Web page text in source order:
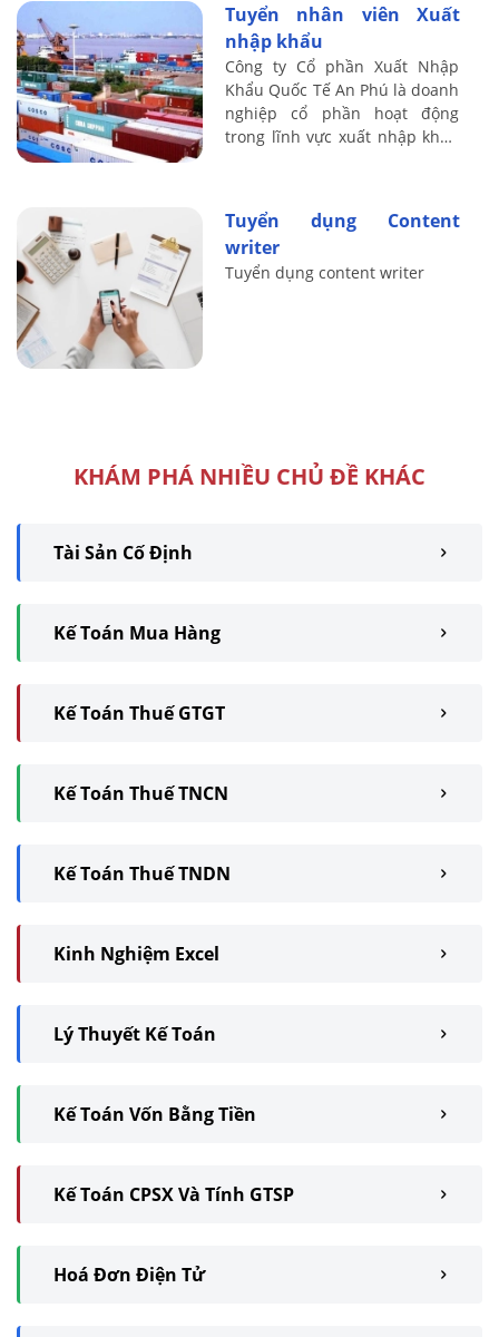
nhập khẩu thực tế ...
Tuyển nhân viên Xuất
nhập khẩu
Công ty Cổ phần Xuất Nhập
Khẩu Quốc Tế An Phú là doanh
nghiệp cổ phần hoạt động
trong lĩnh vực xuất nhập khẩu
Tuyển dụng Content
writer
Tuyển dụng content writer
KHÁM PHÁ NHIỀU CHỦ ĐỀ KHÁC
Tài Sản Cố Định
Kế Toán Mua Hàng
Kế Toán Thuế GTGT
Kế Toán Thuế TNCN
Kế Toán Thuế TNDN
Kinh Nghiệm Excel
Lý Thuyết Kế Toán
Kế Toán Vốn Bằng Tiền
Kế Toán CPSX Và Tính GTSP
Hoá Đơn Điện Tử